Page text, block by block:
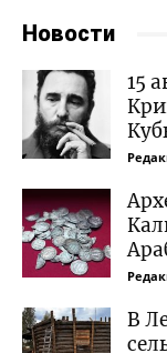
Новости
15
В